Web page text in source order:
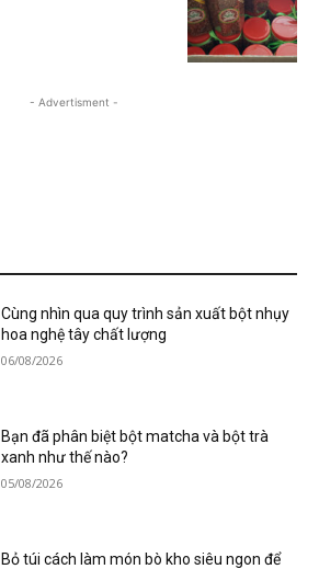
- Advertisment -
Cùng nhìn qua quy trình sản xuất bột nhụy
hoa nghệ tây chất lượng
06/08/2026
Bạn đã phân biệt bột matcha và bột trà
xanh như thế nào?
05/08/2026
Bỏ túi cách làm món bò kho siêu ngon để